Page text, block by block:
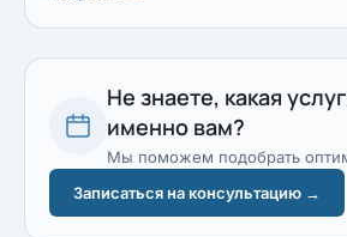
Не знаете, какая
именно вам?
Мы поможем подобрать
Записаться на консультацию →